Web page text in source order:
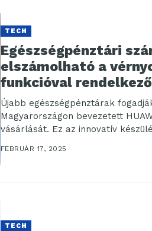
TECH
Egészségpénztári
elszámolható a
funkcióval
Újabb egészségpénztárak
Magyarországon bevezetett
vásárlását. Ez az innovatív
FEBRUÁR 17, 2025
TECH